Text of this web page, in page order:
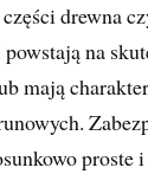
drewna
na
mają
proste